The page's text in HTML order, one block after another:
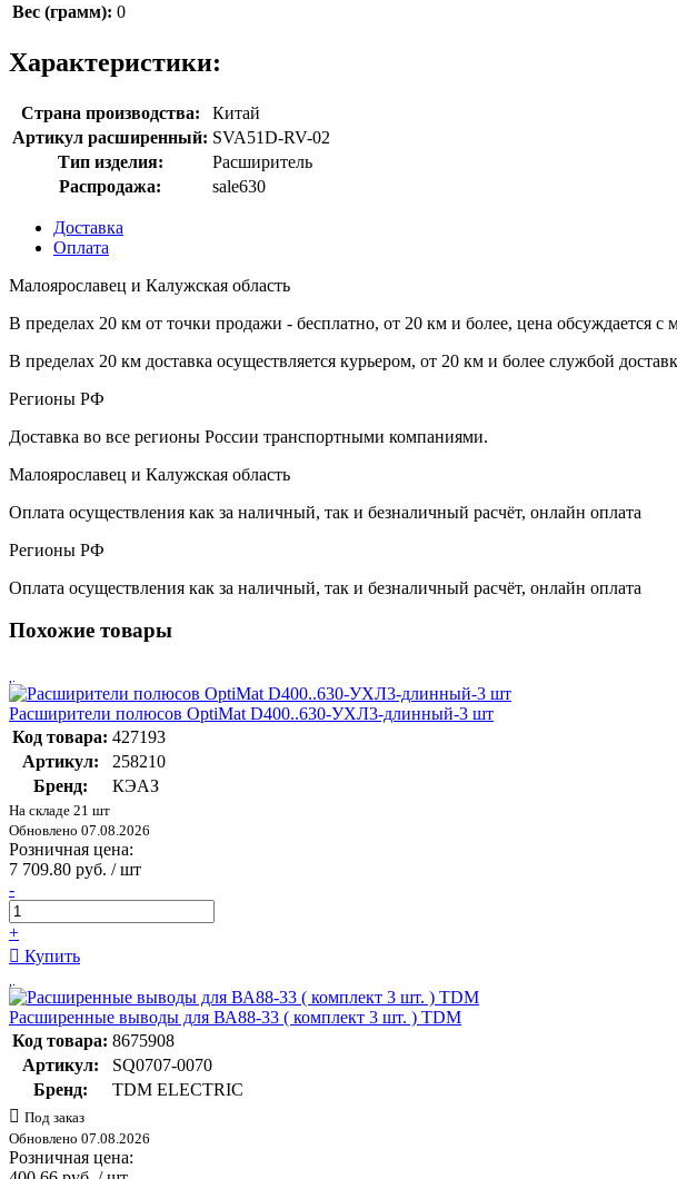
Вес (грамм): 0
Характеристики:
Страна производства:
Китай
Артикул расширенный: SVA51D-RV-02
Тип изделия:
Расширитель
Распродажа:
sale630
Доставка
Оплата
Малоярославец и Калужская область
В пределах 20 км от точки продажи - бесплатно, от 20 км и более, цена обсуждается с
В пределах 20 км доставка осуществляется курьером, от 20 км и более службой
Регионы РФ
Доставка во все регионы России транспортными компаниями.
Малоярославец и Калужская область
Оплата осуществления как за наличный, так и безналичный расчёт, онлайн оплата
Регионы РФ
Оплата осуществления как за наличный, так и безналичный расчёт, онлайн оплата
Похожие товары
Расширители полюсов OptiMat D400..630-УХЛ3-длинный-3 шт
Код товара: 427193
Артикул:
258210
Бренд:
КЭАЗ
На складе 21 шт
Обновлено 07.08.2026
Розничная цена:
7 709.80 руб. / шт
-
+
Купить
Расширенные выводы для ВА88-33 ( комплект 3 шт. ) TDM
Код товара: 8675908
Артикул:
SQ0707-0070
Бренд:
TDM ELECTRIC
Под заказ
Обновлено 07.08.2026
Розничная цена: